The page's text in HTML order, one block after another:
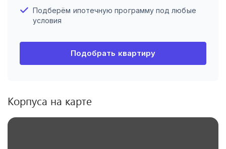
Подберём ипотечную программу под любые
условия
Подобрать квартиру
Корпуса на карте